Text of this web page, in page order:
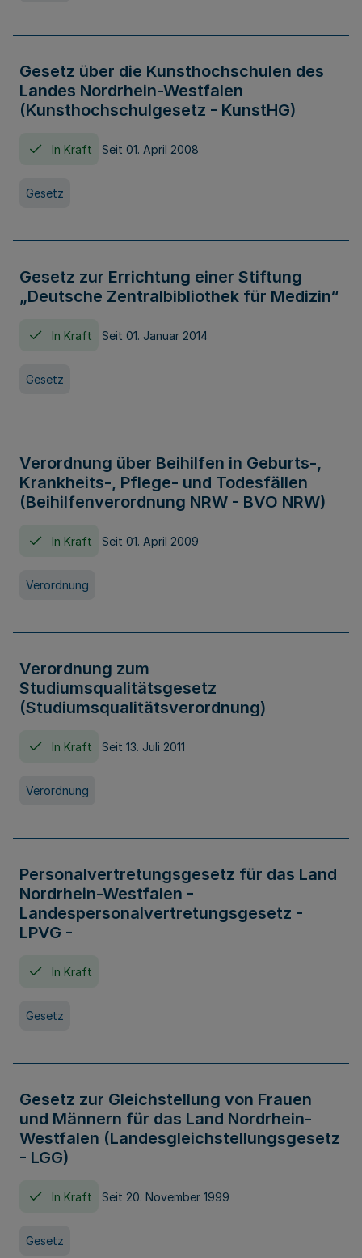
Gesetz über die Kunsthochschulen des
Landes Nordrhein-Westfalen
(Kunsthochschulgesetz - KunstHG)
In Kraft Seit 01. April 2008
Gesetz
Gesetz zur Errichtung einer Stiftung
„Deutsche Zentralbibliothek für Medizin“
In Kraft Seit 01. Januar 2014
Gesetz
Verordnung über Beihilfen in Geburts-,
Krankheits-, Pflege- und Todesfällen
(Beihilfenverordnung NRW - BVO NRW)
In Kraft Seit 01. April 2009
Verordnung
Verordnung zum
Studiumsqualitätsgesetz
(Studiumsqualitätsverordnung)
In Kraft Seit 13. Juli 2011
Verordnung
Personalvertretungsgesetz für das Land
Nordrhein-Westfalen -
Landespersonalvertretungsgesetz -
LPVG -
In Kraft
Gesetz
Gesetz zur Gleichstellung von Frauen
und Männern für das Land Nordrhein-
Westfalen (Landesgleichstellungsgesetz
- LGG)
In Kraft Seit 20. November 1999
Gesetz